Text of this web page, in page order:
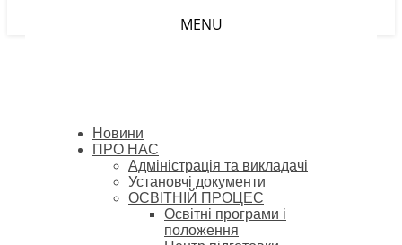
MENU
Новини
ПРО НАС
Адміністрація та викладачі
Установчі документи
ОСВІТНІЙ ПРОЦЕС
Освітні програми і
положення